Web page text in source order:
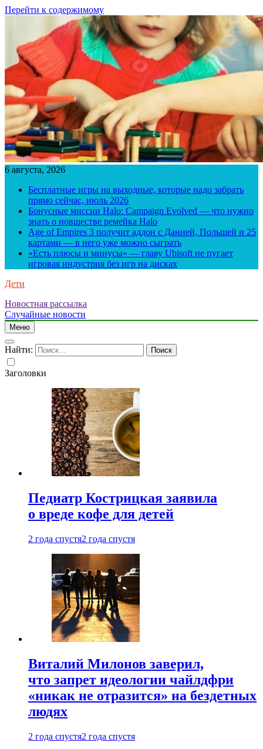
Перейти к содержимому
6 августа, 2026
Бесплатные игры на выходные, которые надо забрать
прямо сейчас, июль 2026
Бонусные миссии Halo: Campaign Evolved — что нужно
знать о новшестве ремейка Halo
Age of Empires 3 получит аддон с Данией, Польшей и 25
картами — в него уже можно сыграть
«Есть плюсы и минусы» — главу Ubisoft не пугает
игровая индустрия без игр на дисках
Дети
Новостная рассылка
Случайные новости
Меню
Найти:
Заголовки
Педиатр Кострицкая заявила
о вреде кофе для детей
2 года спустя2 года спустя
Виталий Милонов заверил,
что запрет идеологии чайлдфри
«никак не отразится» на бездетных
людях
2 года спустя2 года спустя